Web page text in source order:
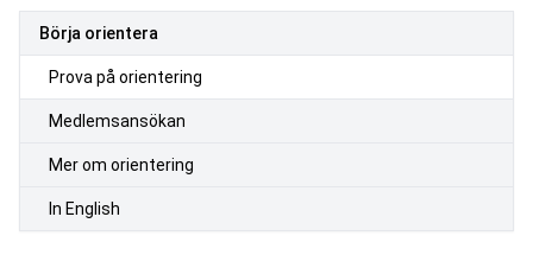
Börja orientera
Prova på orientering
Medlemsansökan
Mer om orientering
In English